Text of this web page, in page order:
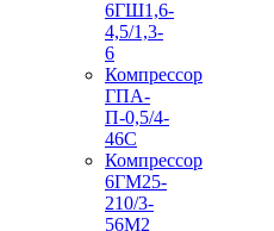
6ГШ1,6-
4,5/1,3-
6
Компрессор
ГПА-
П-0,5/4-
46С
Компрессор
6ГМ25-
210/3-
56М2